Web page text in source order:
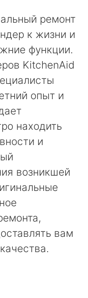
ремонт
к жизни и
функции.
KitchenAid
опыт и
находить
и
возникшей
вам